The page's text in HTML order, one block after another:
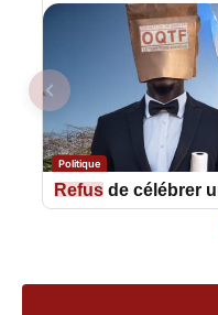
Politique
Refus de célébrer